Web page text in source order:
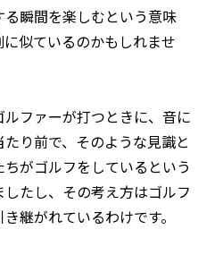
瞬間を楽しむという意味
似ているのかもしれませ
ファーが打つときに、音に
り前で、そのような見識と
がゴルフをしているという
たし、その考え方はゴルフ
継がれているわけです。